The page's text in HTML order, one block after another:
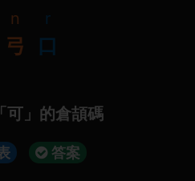
n
弓
r
口
可」的倉頡碼
答案